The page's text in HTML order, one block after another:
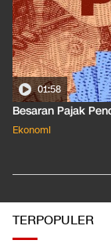
01:58
Besaran Pajak
Ekonomi
TERPOPULER